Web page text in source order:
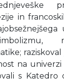
in
na univerzi
s Katedro